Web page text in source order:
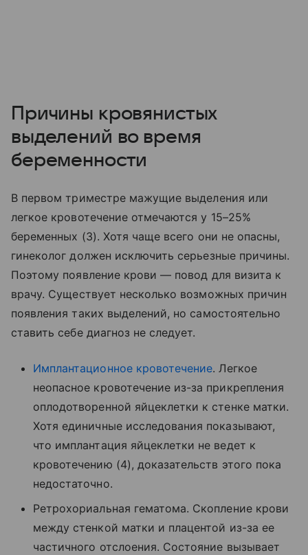
Причины кровянистых
выделений во время
беременности
В первом триместре мажущие выделения или
легкое кровотечение отмечаются у 15–25%
беременных (3). Хотя чаще всего они не опасны,
гинеколог должен исключить серьезные причины.
Поэтому появление крови — повод для визита к
врачу. Существует несколько возможных причин
появления таких выделений, но самостоятельно
ставить себе диагноз не следует.
Имплантационное кровотечение. Легкое
неопасное кровотечение из-за прикрепления
оплодотворенной яйцеклетки к стенке матки.
Хотя единичные исследования показывают,
что имплантация яйцеклетки не ведет к
кровотечению (4), доказательств этого пока
недостаточно.
Ретрохориальная гематома. Скопление крови
между стенкой матки и плацентой из-за ее
частичного отслоения. Состояние вызывает